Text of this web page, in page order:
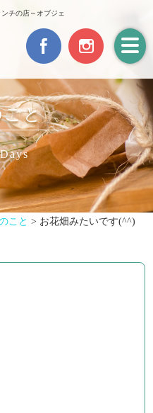
チの店～オブジェ
こと
こと > お花畑みたいです(^^)